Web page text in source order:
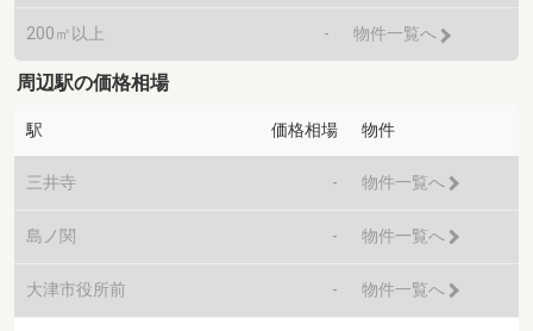
200㎡以上 - 物件一覧へ
周辺駅の価格相場
駅 価格相場 物件
三井寺 - 物件一覧へ
島ノ関 - 物件一覧へ
大津市役所前 - 物件一覧へ